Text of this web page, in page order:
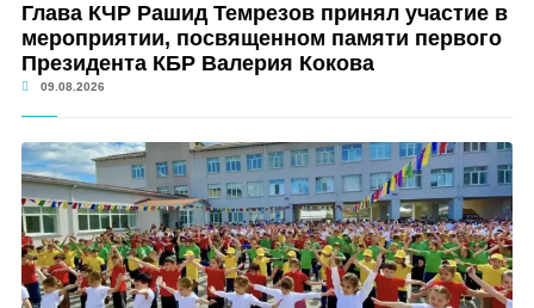
Глава КЧР Рашид Темрезов принял участие в
мероприятии, посвященном памяти первого
Президента КБР Валерия Кокова
09.08.2026